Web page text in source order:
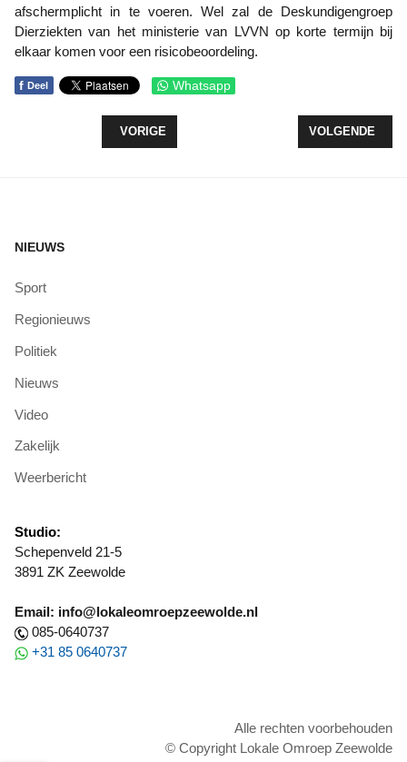
afschermplicht in te voeren. Wel zal de Deskundigengroep
Dierziekten van het ministerie van LVVN op korte termijn bij
elkaar komen voor een risicobeoordeling.
f Deel Whatsapp
VORIG ARTIKEL: CHALLENGE VAN NATUUR EN
VORIGE VOLGENDE
VOLGENDE
NIEUWS
Sport
Regionieuws
Politiek
Nieuws
Video
Zakelijk
Weerbericht
Studio:
Schepenveld 21-5
3891 ZK Zeewolde
Email: info@lokaleomroepzeewolde.nl
085-0640737
+31 85 0640737
Alle rechten voorbehouden
© Copyright Lokale Omroep Zeewolde